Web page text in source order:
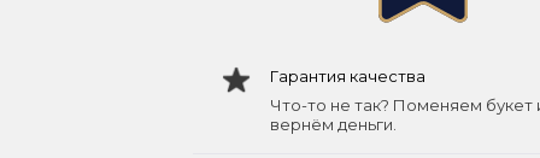
Гарантия качества
Что-то не так? Поменяем букет
вернём деньги.